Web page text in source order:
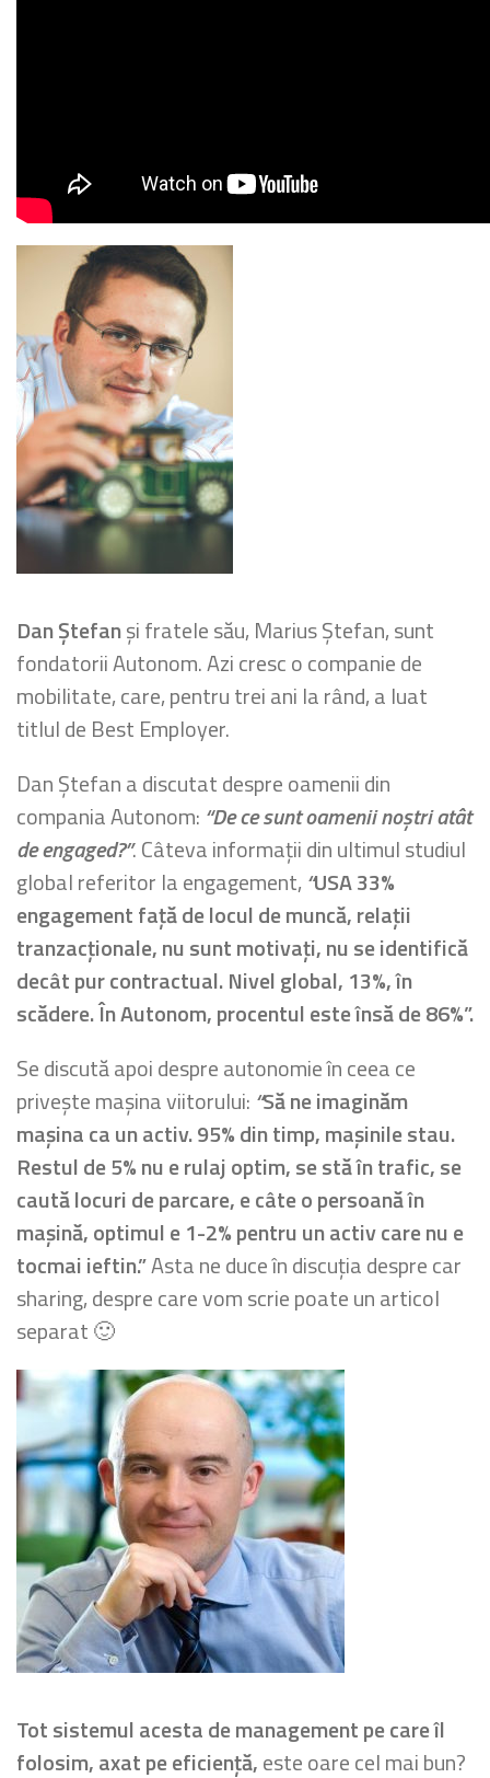
Dan Ștefanși fratele său, Marius Ștefan, sunt
fondatorii Autonom. Azi cresc o companie de
mobilitate, care, pentru trei ani la rând, a luat
titlul de Best Employer.
Dan Ștefan a discutat despre oamenii din
compania Autonom: “De ce sunt oamenii noștri atât
de engaged?”. Câteva informații din ultimul studiul
global referitor la engagement, “USA 33%
engagement față de locul de muncă, relații
tranzacționale, nu sunt motivați, nu se identifică
decât pur contractual. Nivel global, 13%, în
scădere. În Autonom, procentul este însă de 86%”.
Se discută apoi despre autonomie în ceea ce
privește mașina viitorului: “Să ne imaginăm
mașina ca un activ. 95% din timp, mașinile stau.
Restul de 5% nu e rulaj optim, se stă în trafic, se
caută locuri de parcare, e câte o persoană în
mașină, optimul e 1-2% pentru un activ care nu e
tocmai ieftin.”Asta ne duce în discuția despre car
sharing, despre care vom scrie poate un articol
separat 🙂
Tot sistemul acesta de management pe care îl
folosim, axat pe eficiență,este oare cel mai bun?